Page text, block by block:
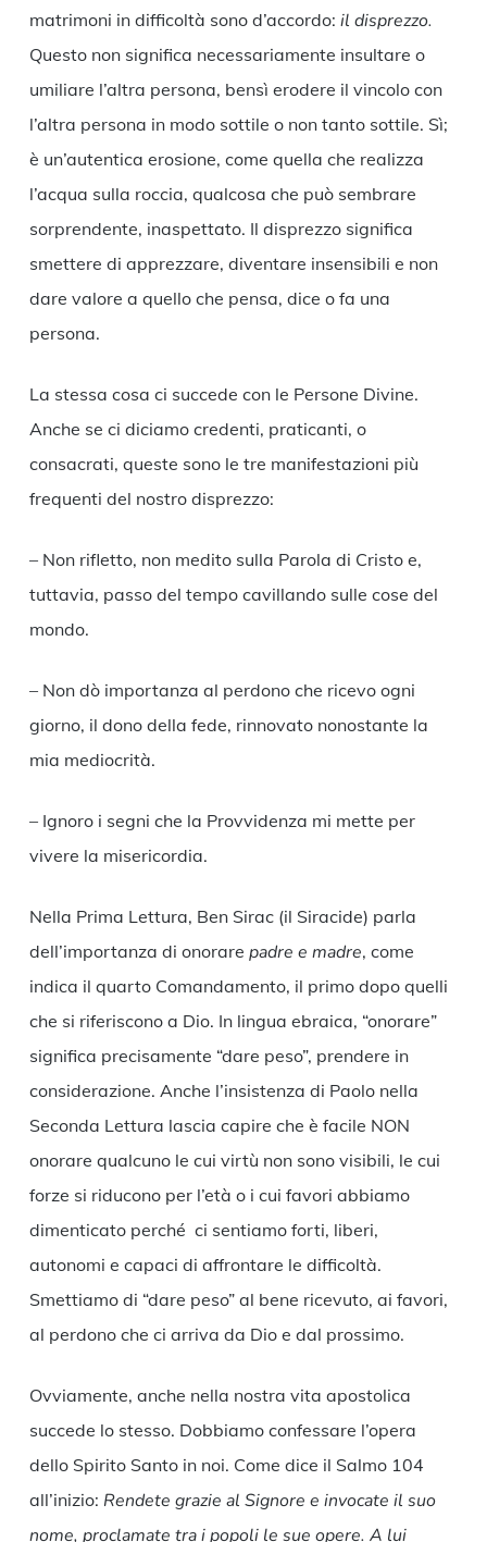
matrimoni in difficoltà sono d’accordo: il disprezzo.
Questo non significa necessariamente insultare o
umiliare l’altra persona, bensì erodere il vincolo con
l’altra persona in modo sottile o non tanto sottile. Sì;
è un’autentica erosione, come quella che realizza
l’acqua sulla roccia, qualcosa che può sembrare
sorprendente, inaspettato. Il disprezzo significa
smettere di apprezzare, diventare insensibili e non
dare valore a quello che pensa, dice o fa una
persona.
La stessa cosa ci succede con le Persone Divine.
Anche se ci diciamo credenti, praticanti, o
consacrati, queste sono le tre manifestazioni più
frequenti del nostro disprezzo:
– Non rifletto, non medito sulla Parola di Cristo e,
tuttavia, passo del tempo cavillando sulle cose del
mondo.
– Non dò importanza al perdono che ricevo ogni
giorno, il dono della fede, rinnovato nonostante la
mia mediocrità.
– Ignoro i segni che la Provvidenza mi mette per
vivere la misericordia.
Nella Prima Lettura, Ben Sirac (il Siracide) parla
dell’importanza di onorare padre e madre, come
indica il quarto Comandamento, il primo dopo quelli
che si riferiscono a Dio. In lingua ebraica, “onorare”
significa precisamente “dare peso”, prendere in
considerazione. Anche l’insistenza di Paolo nella
Seconda Lettura lascia capire che è facile NON
onorare qualcuno le cui virtù non sono visibili, le cui
forze si riducono per l’età o i cui favori abbiamo
dimenticato perché ci sentiamo forti, liberi,
autonomi e capaci di affrontare le difficoltà.
Smettiamo di “dare peso” al bene ricevuto, ai favori,
al perdono che ci arriva da Dio e dal prossimo.
Ovviamente, anche nella nostra vita apostolica
succede lo stesso. Dobbiamo confessare l’opera
dello Spirito Santo in noi. Come dice il Salmo 104
all’inizio: Rendete grazie al Signore e invocate il suo
nome, proclamate tra i popoli le sue opere. A lui